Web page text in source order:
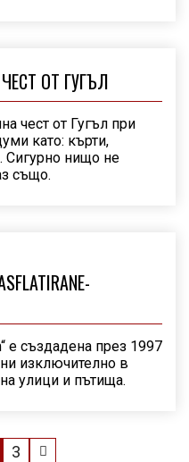
ОТ ГУГЪЛ
чест от Гугъл при
като: кърти,
Сигурно нищо не
също.
е създадена през 1997
изключително в
улици и пътища.
3